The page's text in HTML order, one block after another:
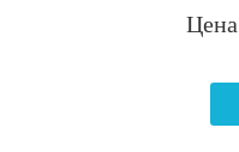
Цена